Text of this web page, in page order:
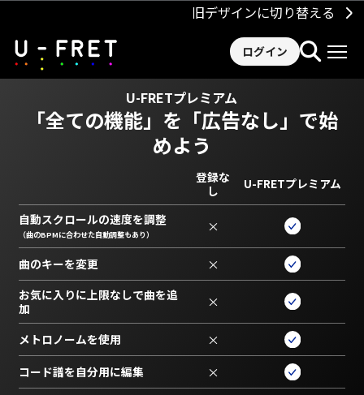
旧デザインに切り替える
ログイン
U-FRETプレミアム
「全ての機能」を 「広告なし」で始
めよう
登録な
し
U-FRETプレミアム
自動スクロールの速度を調整
（曲のBPMに合わせた自動調整もあり） ×
曲のキーを変更 ×
お気に入りに上限なしで曲を追
加
×
メトロノームを使用 ×
コード譜を自分用に編集 ×